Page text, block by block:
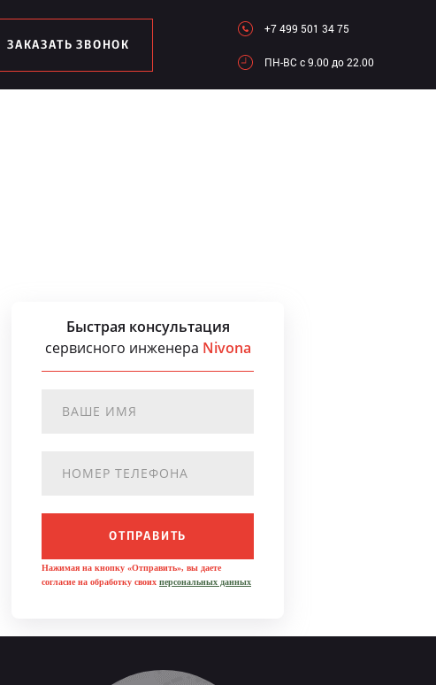
ЗАКАЗАТЬ ЗВОНОК
+7 499 501 34 75
ПН-ВC c 9.00 до 22.00
Быстрая консультация
сервисного инженера Nivona
ОТПРАВИТЬ
Нажимая на кнопку «Отправить», вы даете
согласие на обработку своих персональных данных